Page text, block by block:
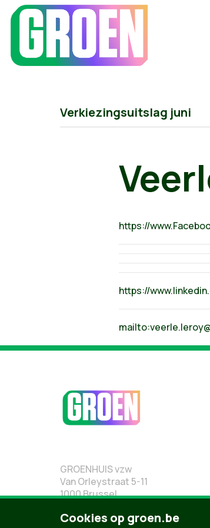
Verkiezingsuitslag juni
https://
https://
mailto:
GROENHUIS vzw
Van Orleystraat 5-11
1000 Brussel
02 219 19 19
Cookies op groen.be